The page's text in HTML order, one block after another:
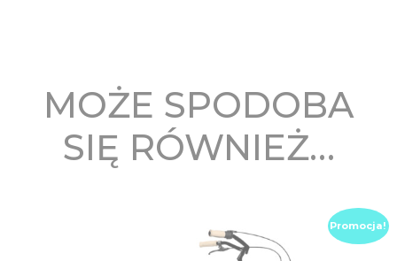
MOŻE SPODOBA
SIĘ RÓWNIEŻ…
Promocja!